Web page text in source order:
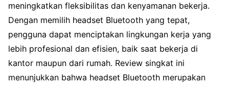
meningkatkan fleksibilitas dan kenyamanan bekerja.
Dengan memilih headset Bluetooth yang tepat,
pengguna dapat menciptakan lingkungan kerja yang
lebih profesional dan efisien, baik saat bekerja di
kantor maupun dari rumah. Review singkat ini
menunjukkan bahwa headset Bluetooth merupakan